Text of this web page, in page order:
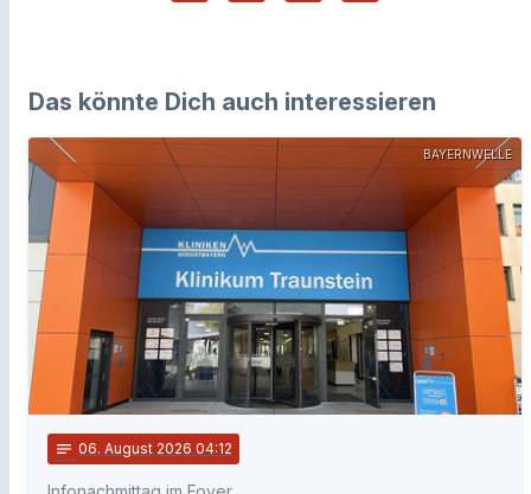
Das könnte Dich auch interessieren
BAYERNWELLE
notes 06. August 2026 04:12